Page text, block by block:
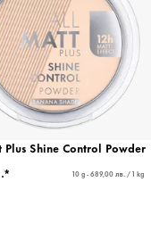
Shine Control Powder
10 g - 689,00 лв. / 1 kg